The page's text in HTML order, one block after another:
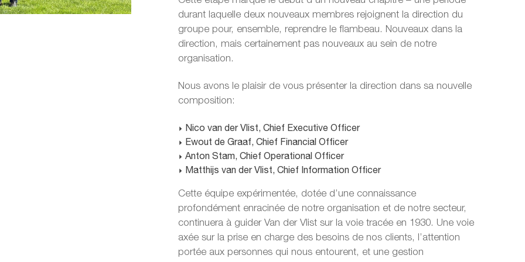
durant laquelle deux nouveaux membres rejoignent la direction du
groupe pour, ensemble, reprendre le flambeau. Nouveaux dans la
direction, mais certainement pas nouveaux au sein de notre
organisation.
Nous avons le plaisir de vous présenter la direction dans sa nouvelle
composition:
Nico van der Vlist, Chief Executive Officer
Ewout de Graaf, Chief Financial Officer
Anton Stam, Chief Operational Officer
Matthijs van der Vlist, Chief Information Officer
Cette équipe expérimentée, dotée d’une connaissance
profondément enracinée de notre organisation et de notre secteur,
continuera à guider Van der Vlist sur la voie tracée en 1930. Une voie
axée sur la prise en charge des besoins de nos clients, l’attention
portée aux personnes qui nous entourent, et une gestion